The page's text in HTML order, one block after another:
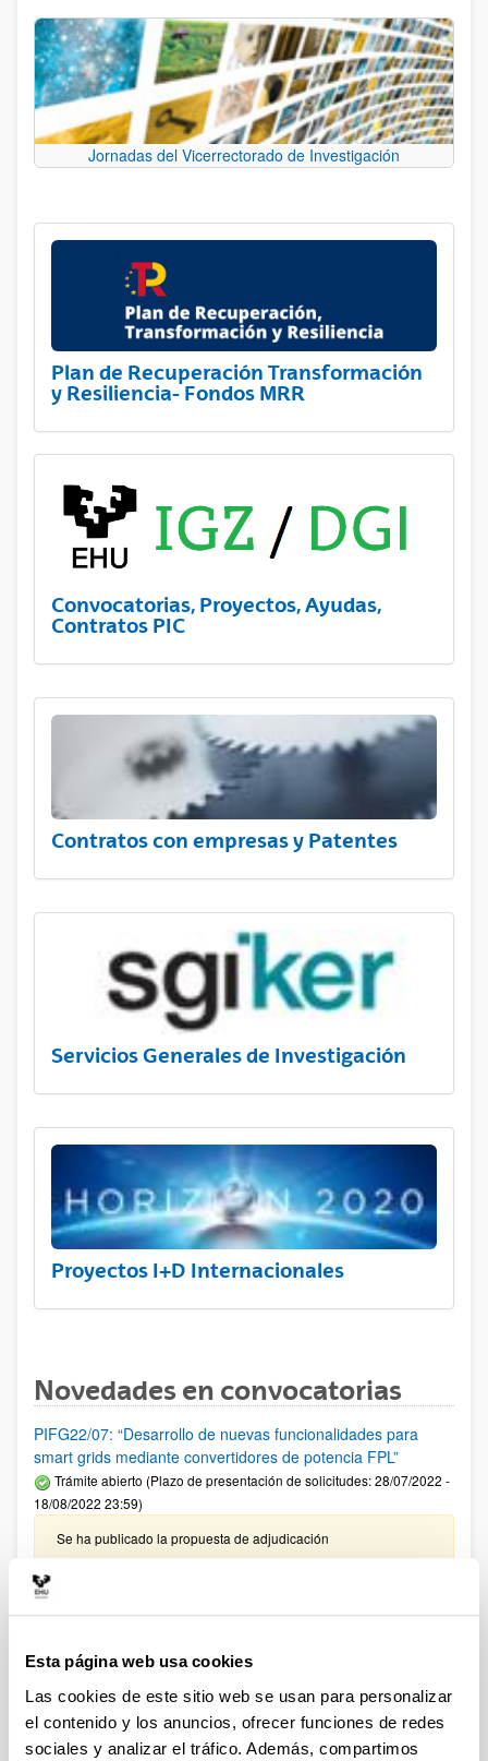
Esta página web usa cookies
Las cookies de este sitio web se usan para personalizar
el contenido y los anuncios, ofrecer funciones de redes
sociales y analizar el tráfico. Además, compartimos
Jornadas del Vicerrectorado de Investigación
Plan de Recuperación Transformación
y Resiliencia- Fondos MRR
Convocatorias, Proyectos, Ayudas,
Contratos PIC
Contratos con empresas y Patentes
Servicios Generales de Investigación
Proyectos I+D Internacionales
Novedades en convocatorias
PIFG22/07: “Desarrollo de nuevas funcionalidades para
smart grids mediante convertidores de potencia FPL”
Trámite abierto (Plazo de presentación de solicitudes: 28/07/2022 -
18/08/2022 23:59)
Se ha publicado la propuesta de adjudicación
PIFG22/04: “Síntesis y caracterización de microcápsulas
poliméricas biodegradables”
10/08/2022 23:59)
Se ha publicado la propuesta de adjudicación
PIFG22/09: “Diseño e implementación de sistemas de